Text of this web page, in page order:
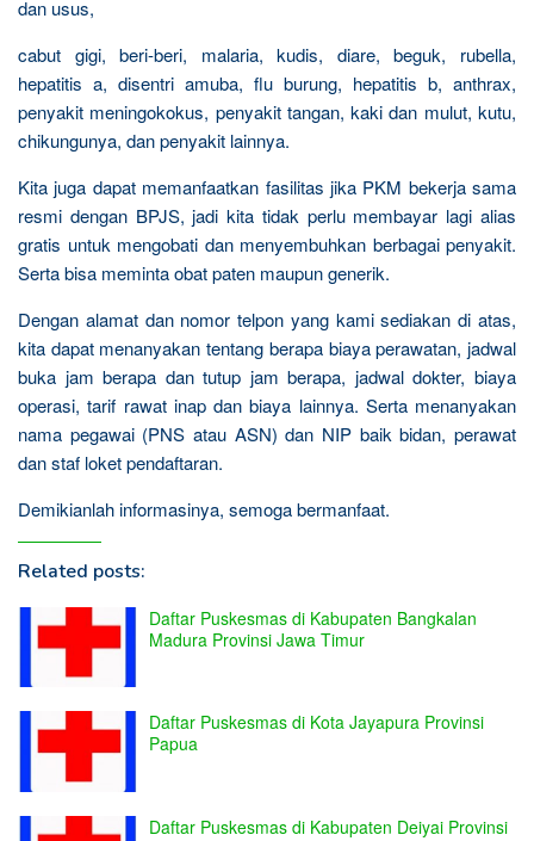
dan usus,
cabut gigi, beri-beri, malaria, kudis, diare, beguk, rubella,
hepatitis a, disentri amuba, flu burung, hepatitis b, anthrax,
penyakit meningokokus, penyakit tangan, kaki dan mulut, kutu,
chikungunya, dan penyakit lainnya.
Kita juga dapat memanfaatkan fasilitas jika PKM bekerja sama
resmi dengan BPJS, jadi kita tidak perlu membayar lagi alias
gratis untuk mengobati dan menyembuhkan berbagai penyakit.
Serta bisa meminta obat paten maupun generik.
Dengan alamat dan nomor telpon yang kami sediakan di atas,
kita dapat menanyakan tentang berapa biaya perawatan, jadwal
buka jam berapa dan tutup jam berapa, jadwal dokter, biaya
operasi, tarif rawat inap dan biaya lainnya. Serta menanyakan
nama pegawai (PNS atau ASN) dan NIP baik bidan, perawat
dan staf loket pendaftaran.
Demikianlah informasinya, semoga bermanfaat.
Related posts:
Daftar Puskesmas di Kabupaten Bangkalan
Madura Provinsi Jawa Timur
Daftar Puskesmas di Kota Jayapura Provinsi
Papua
Daftar Puskesmas di Kabupaten Deiyai Provinsi